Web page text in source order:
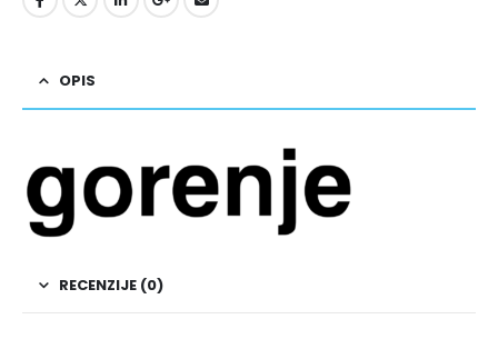
OPIS
RECENZIJE (0)